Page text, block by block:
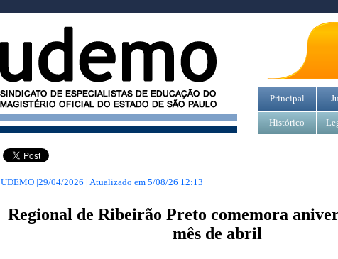
Principal
Histórico
UDEMO |29/04/2026 | Atualizado em 5/08/26 12:13
Regional de Ribeirão Preto comemora
mês de abril